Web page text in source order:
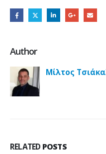
Author
Μίλτος
RELATED POSTS